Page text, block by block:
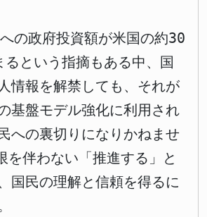
の政府投資額が米国の約30
という指摘もある中、国
情報を解禁しても、それが
基盤モデル強化に利用され
への裏切りになりかねませ
を伴わない「推進する」と
国民の理解と信頼を得るに